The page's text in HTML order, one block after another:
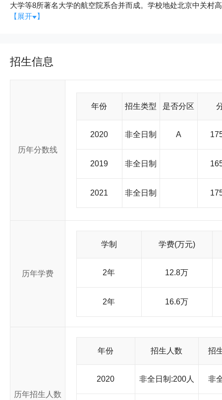
大学等8所著名大学的航空院系合并而成。学校地处北京中关村
工程大学。20世纪50年代，北航被国家确定为全国15所重点大
手帮助北航发展腾飞。 目前，北航已成为一所包括26个学
科门类的，具有航空航天特色和工程技术优势的多科性、开放
积极探索适应时代和社会发展要求的培养新模式，形成了多层
学子的杰出代表；更有无数学子不辜负祖国和人民的培养与期
层次、高素质人才是北航培养人才的总目标。 北航一向把
翼。在科学研究和工程技术领域，创造了40多项国内第一的高
到40多个部委和省市区，每年承担国家重点攻关项目、“863”
飞行模拟器、计算机领域的硅编译系统、新材料和信息存储领
统，团结奋进，奋力拼搏，向“国内一流，世界知名”的高水平大
【展开 】
招生信息
历年分数线
年份 招生类型 是否分区
2020 非全日制 A
2019 非全日制
2021 非全日制
历年学费
学制 学费(万元)
2年 12.8万
2年 16.6万
历年招生人数
年份 招生人数 招
2020 非全日制:200人 非